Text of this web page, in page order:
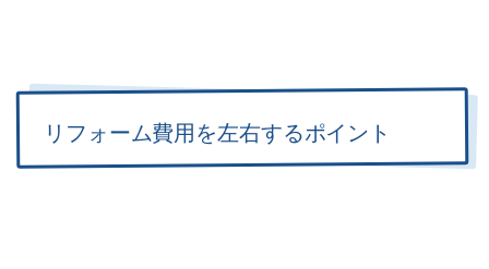
リフォーム費用を左右するポイント